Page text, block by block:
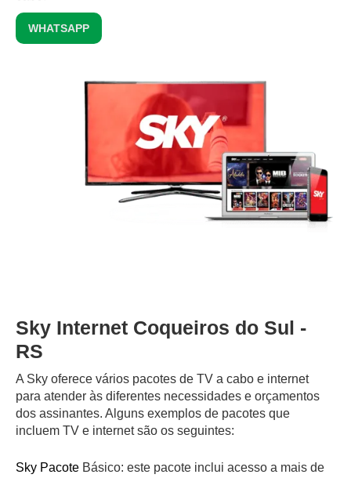
WHATSAPP
Sky Internet Coqueiros do Sul -
RS
A Sky oferece vários pacotes de TV a cabo e internet
para atender às diferentes necessidades e orçamentos
dos assinantes. Alguns exemplos de pacotes que
incluem TV e internet são os seguintes:
Sky Pacote Básico: este pacote inclui acesso a mais de